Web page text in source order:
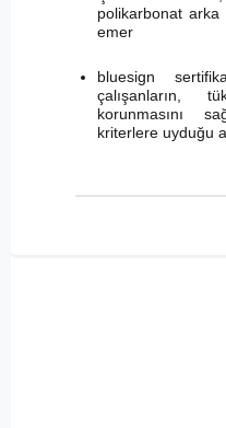
polikarbonat
emer
bluesign
çalışanların,
korunmasını
kriterlere uyduğu